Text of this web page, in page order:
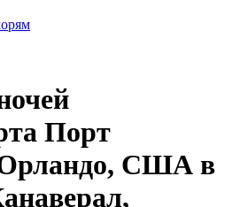
Порт
США в